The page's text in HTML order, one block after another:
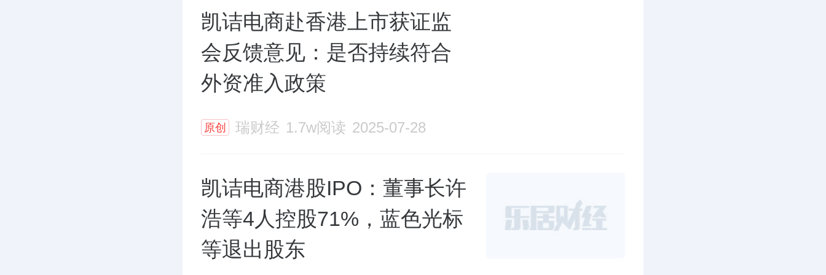
凯诘电商赴香港上市获证监
会反馈意见：是否持续符合
外资准入政策
原创 瑞财经 1.7w阅读 2025-07-28
凯诘电商港股IPO：董事长许
浩等4人控股71%，蓝色光标
等退出股东